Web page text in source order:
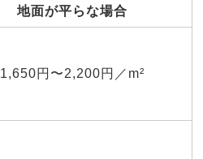
地面が平らな場合
1,650円〜2,200円／m²